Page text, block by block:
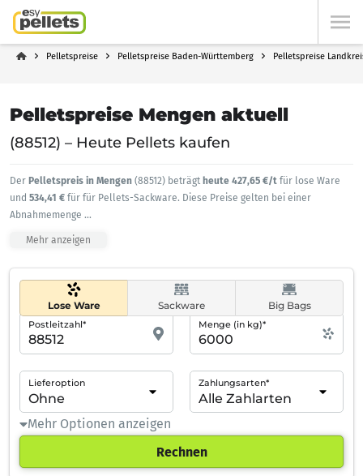
Pelletspreise Pelletspreise Baden-Württemberg Pelletspreise
Pelletspreise Mengen aktuell
(88512) – Heute Pellets kaufen
Der Pelletspreis in Mengen (88512) beträgt heute 427,65 €/t für lose Ware
und 534,41 € für für Pellets-Sackware. Diese Preise gelten bei einer
Abnahmemenge ...
Mehr anzeigen
Lose Ware Sackware Big Bags
Postleitzahl* Menge (in kg)*
Lieferoption Zahlungsarten*
Mehr Optionen anzeigen
Rechnen